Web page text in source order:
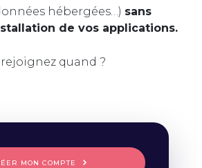
hébergées…) sans
de vos applications.
quand ?
MON COMPTE